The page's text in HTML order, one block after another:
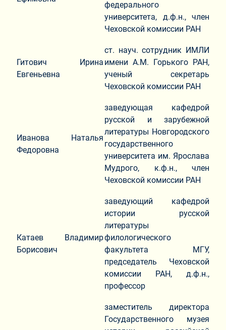
федерального
университета, д.ф.н., член
Чеховской комиссии РАН
Гитович Ирина
Евгеньевна
ст. науч. сотрудник ИМЛИ
имени А.М. Горького РАН,
ученый секретарь
Чеховской комиссии РАН
Иванова Наталья
Федоровна
заведующая кафедрой
русской и зарубежной
литературы Новгородского
государственного
университета им. Ярослава
Мудрого, к.ф.н., член
Чеховской комиссии РАН
Катаев Владимир
Борисович
заведующий кафедрой
истории русской
литературы
филологического
факультета МГУ,
председатель Чеховской
комиссии РАН, д.ф.н.,
профессор
заместитель директора
Государственного музея